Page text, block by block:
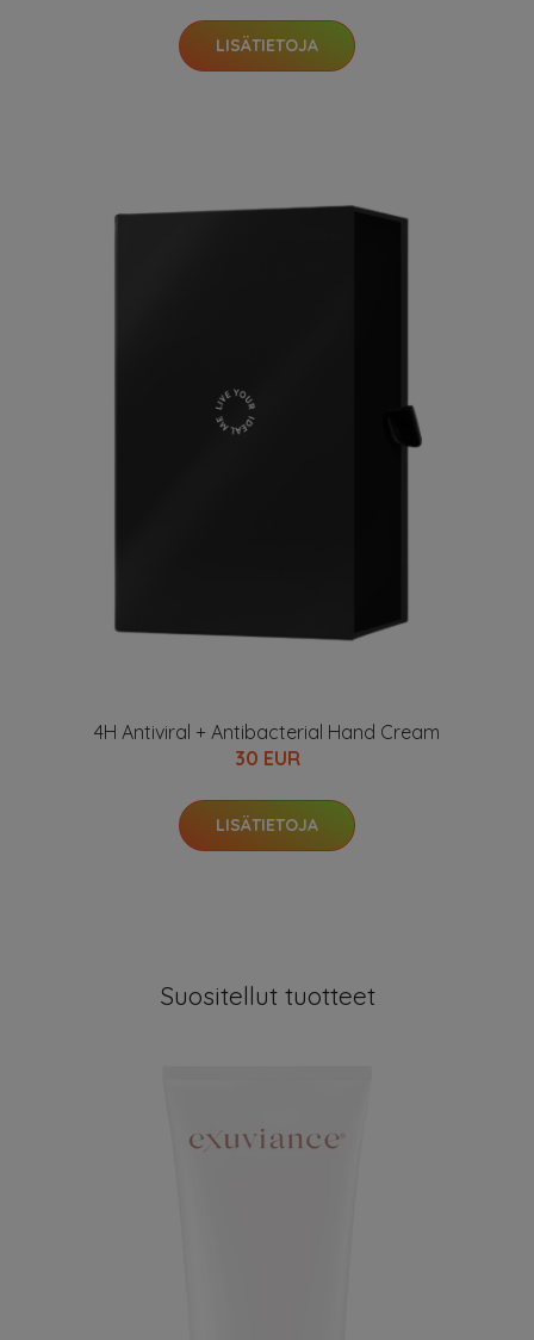
LISÄTIETOJA
4H Antiviral + Antibacterial Hand Cream
30 EUR
LISÄTIETOJA
Suositellut tuotteet